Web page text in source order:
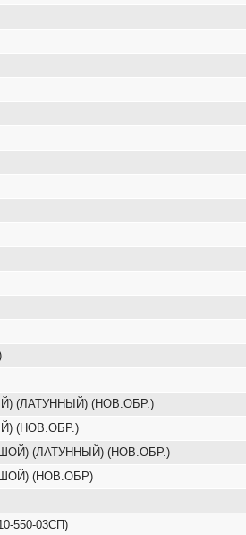
(ЛАТУННЫЙ) (НОВ.ОБР.)
(НОВ.ОБР.)
(ЛАТУННЫЙ) (НОВ.ОБР.)
(НОВ.ОБР)
550-03СП)